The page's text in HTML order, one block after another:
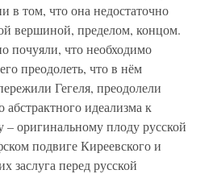
в том, что она недостаточно
вершиной, пределом, концом.
почуяли, что необходимо
преодолеть, что в нём
Гегеля, преодолели
абстрактного идеализма к
– оригинальному плоду русской
подвиге Киреевского и
заслуга перед русской